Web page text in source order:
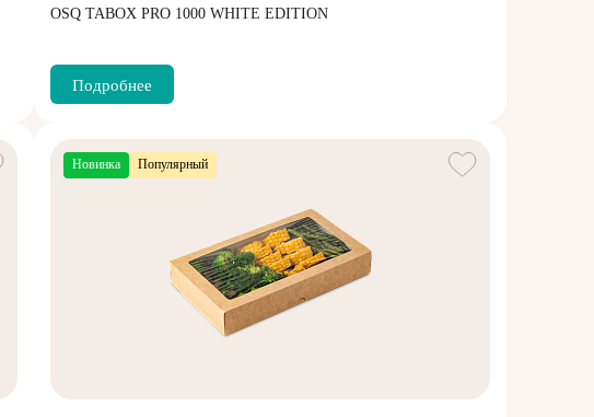
OSQ TABOX PRO 1000 WHITE EDITION
Подробнее
Новинка Популярный